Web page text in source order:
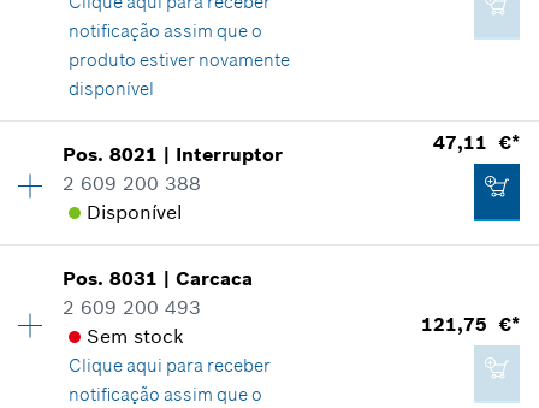
Adicionar ao carrinho das compras
Indicar na apresentação
1,99 €*
*Recomendação de preço não vinculativa do
Adicionar ao carrinho das compras
notificação assim que o
produto estiver novamente
disponível
Disponibilidade 1
Grupo de preço
Informações de peças sobressalentes
Comprovante de aplicação
Indicar na apresentação
Pos.8021 | Interruptor
2 609 200 388
Disponível
47,11 €*
Disponibilidade 1
Grupo de preço
Informações de peças sobressalentes
Comprovante de aplicação
Indicar na apresentação
Pos.8031 |Carcaca
2 609 200 493
Sem stock
Clique aqui para receber
notificação assim que o
121,75 €*